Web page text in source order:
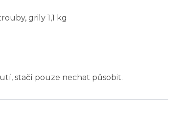
grily 1,1 kg
stačí pouze nechat působit.